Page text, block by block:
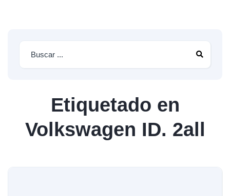
Etiquetado en
Volkswagen ID. 2all